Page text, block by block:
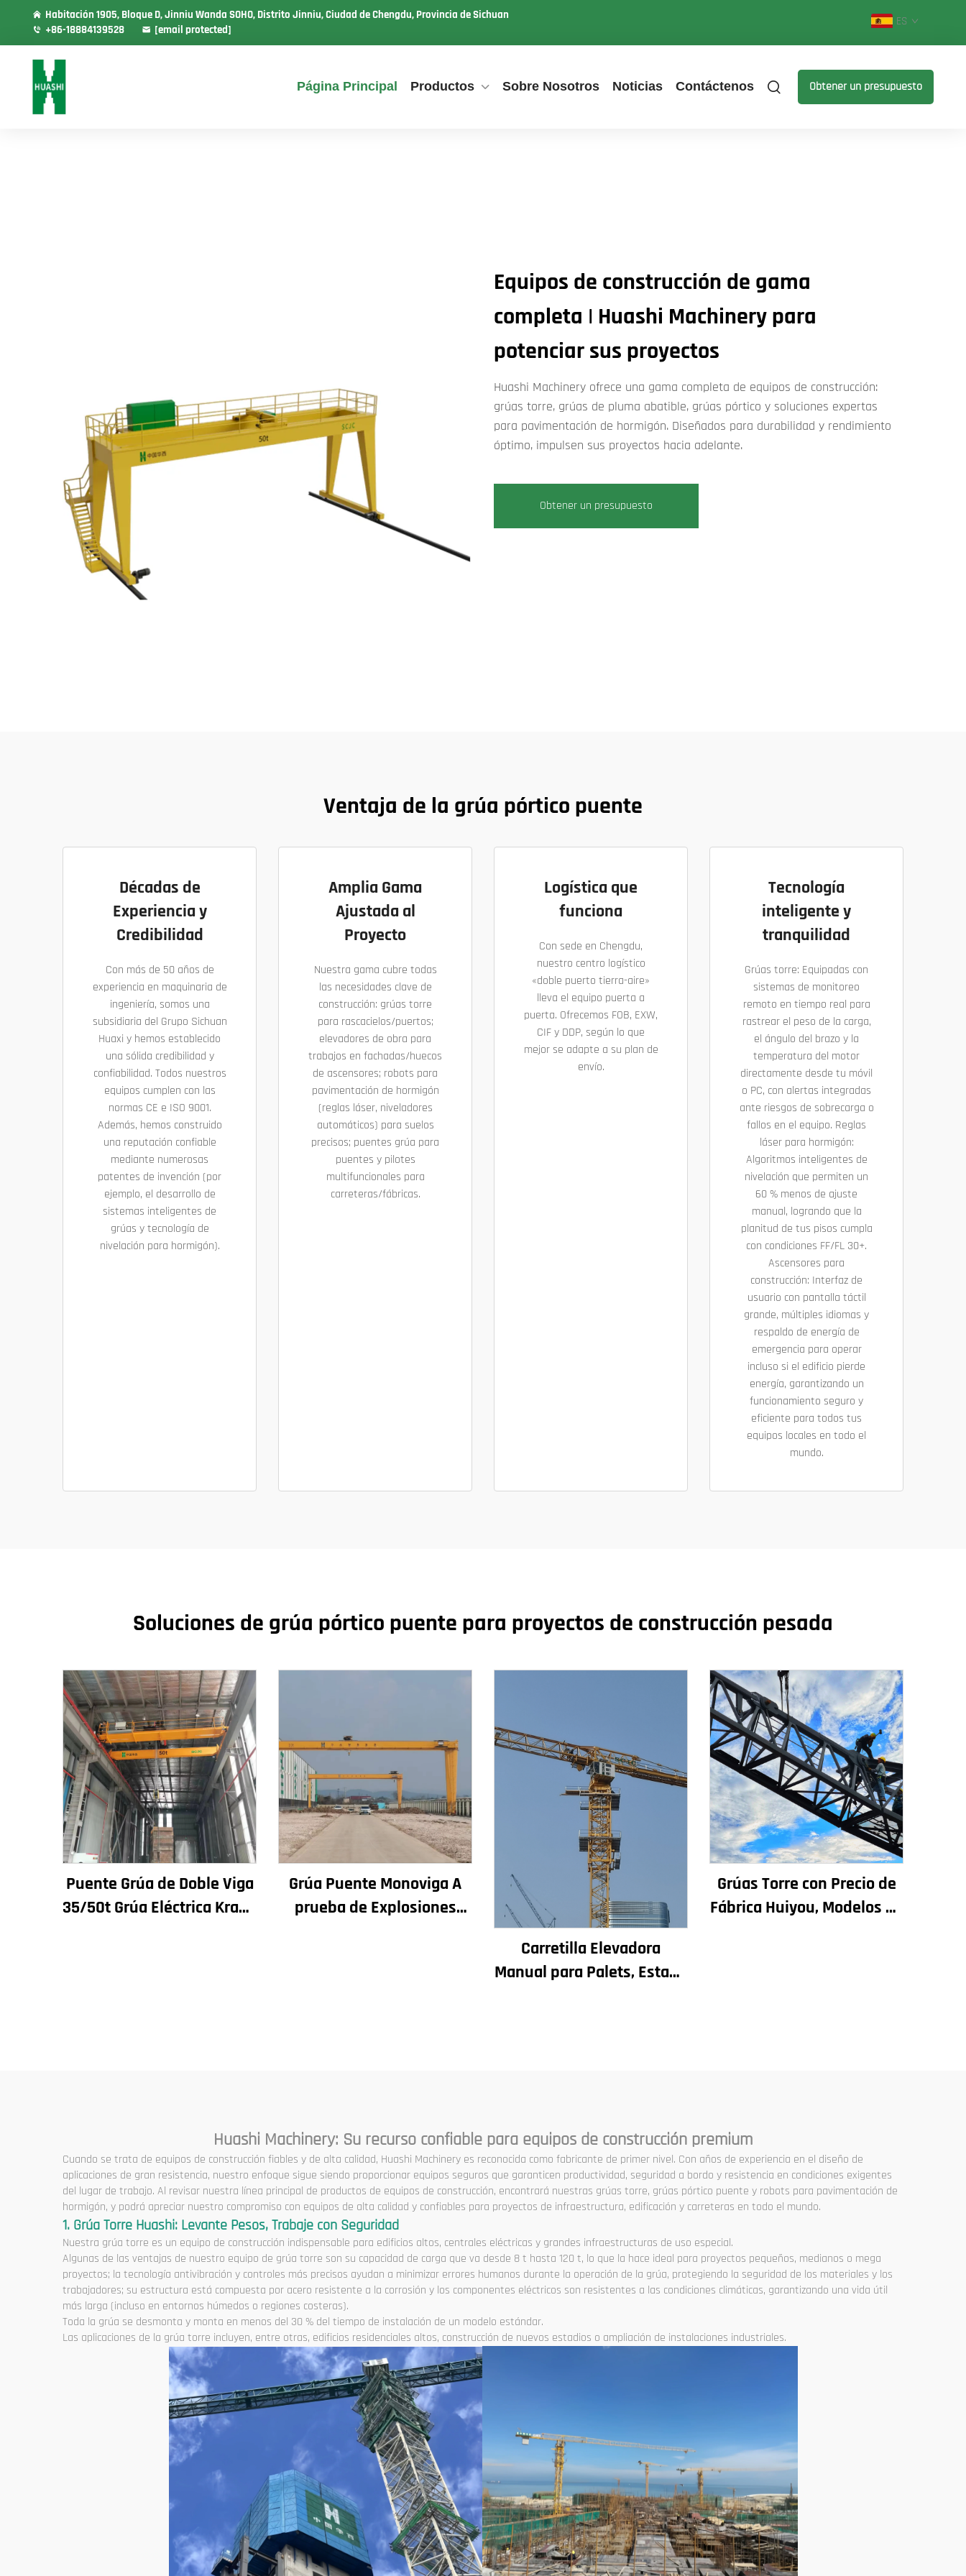
Habitación 1905, Bloque D, Jinniu Wanda SOHO, Distrito Jinniu, Ciudad de Chengdu, Provincia de Sichuan
+86-18884139528
[email protected]
ES
Página Principal Productos Sobre Nosotros Noticias Contáctenos Obtener un presupuesto
Equipos de construcción de gama
completa | Huashi Machinery para
potenciar sus proyectos
Huashi Machinery ofrece una gama completa de equipos de construcción:
grúas torre, grúas de pluma abatible, grúas pórtico y soluciones expertas
para pavimentación de hormigón. Diseñados para durabilidad y rendimiento
óptimo, impulsen sus proyectos hacia adelante.
Obtener un presupuesto
Ventaja de la grúa pórtico puente
Décadas de
Experiencia y
Credibilidad
Con más de 50 años de
experiencia en maquinaria de
ingeniería, somos una
subsidiaria del Grupo Sichuan
Huaxi y hemos establecido
una sólida credibilidad y
confiabilidad. Todos nuestros
equipos cumplen con las
normas CE e ISO 9001.
Además, hemos construido
una reputación confiable
mediante numerosas
patentes de invención (por
ejemplo, el desarrollo de
sistemas inteligentes de
grúas y tecnología de
nivelación para hormigón).
Amplia Gama
Ajustada al
Proyecto
Nuestra gama cubre todas
las necesidades clave de
construcción: grúas torre
para rascacielos/puertos;
elevadores de obra para
trabajos en fachadas/huecos
de ascensores; robots para
pavimentación de hormigón
(reglas láser, niveladores
automáticos) para suelos
precisos; puentes grúa para
puentes y pilotes
multifuncionales para
carreteras/fábricas.
Logística que
funciona
Con sede en Chengdu,
nuestro centro logístico
«doble puerto tierra-aire»
lleva el equipo puerta a
puerta. Ofrecemos FOB, EXW,
CIF y DDP, según lo que
mejor se adapte a su plan de
envío.
Tecnología
inteligente y
tranquilidad
Grúas torre: Equipadas con
sistemas de monitoreo
remoto en tiempo real para
rastrear el peso de la carga,
el ángulo del brazo y la
temperatura del motor
directamente desde tu móvil
o PC, con alertas integradas
ante riesgos de sobrecarga o
fallos en el equipo. Reglas
láser para hormigón:
Algoritmos inteligentes de
nivelación que permiten un
60 % menos de ajuste
manual, logrando que la
planitud de tus pisos cumpla
con condiciones FF/FL 30+.
Ascensores para
construcción: Interfaz de
usuario con pantalla táctil
grande, múltiples idiomas y
respaldo de energía de
emergencia para operar
incluso si el edificio pierde
energía, garantizando un
funcionamiento seguro y
eficiente para todos tus
equipos locales en todo el
mundo.
Soluciones de grúa pórtico puente para proyectos de construcción pesada
Puente Grúa de Doble Viga
35/50t Grúa Eléctrica Krane
Grúa Puente Monoviga A
prueba de Explosiones
Carretilla Elevadora
Manual para Palets, Estado
Nominal
Grúas Torre con Precio de
Fábrica Huiyou, Modelos de
Huashi Machinery: Su recurso confiable para equipos de construcción premium
Cuando se trata de equipos de construcción fiables y de alta calidad, Huashi Machinery es reconocida como fabricante de primer nivel. Con años de experiencia en el diseño de
aplicaciones de gran resistencia, nuestro enfoque sigue siendo proporcionar equipos seguros que garanticen productividad, seguridad a bordo y resistencia en condiciones exigentes
del lugar de trabajo. Al revisar nuestra línea principal de productos de equipos de construcción, encontrará nuestras grúas torre, grúas pórtico puente y robots para pavimentación de
hormigón, y podrá apreciar nuestro compromiso con equipos de alta calidad y confiables para proyectos de infraestructura, edificación y carreteras en todo el mundo.
1. Grúa Torre Huashi: Levante Pesos, Trabaje con Seguridad
Nuestra grúa torre es un equipo de construcción indispensable para edificios altos, centrales eléctricas y grandes infraestructuras de uso especial.
Algunas de las ventajas de nuestro equipo de grúa torre son su capacidad de carga que va desde 8 t hasta 120 t, lo que la hace ideal para proyectos pequeños, medianos o mega
proyectos; la tecnología antivibración y controles más precisos ayudan a minimizar errores humanos durante la operación de la grúa, protegiendo la seguridad de los materiales y los
trabajadores; su estructura está compuesta por acero resistente a la corrosión y los componentes eléctricos son resistentes a las condiciones climáticas, garantizando una vida útil
más larga (incluso en entornos húmedos o regiones costeras).
Toda la grúa se desmonta y monta en menos del 30 % del tiempo de instalación de un modelo estándar.
Las aplicaciones de la grúa torre incluyen, entre otras, edificios residenciales altos, construcción de nuevos estadios o ampliación de instalaciones industriales.